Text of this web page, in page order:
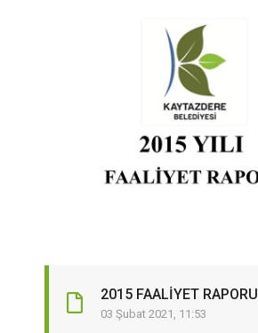
2015 FAALİYET RAPORU
03 Şubat 2021, 11:53